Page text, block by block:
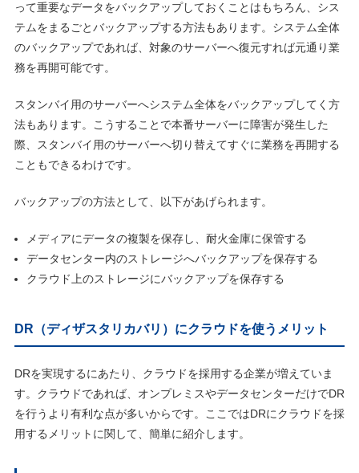
って重要なデータをバックアップしておくことはもちろん、シス
テムをまるごとバックアップする方法もあります。システム全体
のバックアップであれば、対象のサーバーへ復元すれば元通り業
務を再開可能です。
スタンバイ用のサーバーへシステム全体をバックアップしてく方
法もあります。こうすることで本番サーバーに障害が発生した
際、スタンバイ用のサーバーへ切り替えてすぐに業務を再開する
こともできるわけです。
バックアップの方法として、以下があげられます。
メディアにデータの複製を保存し、耐火金庫に保管する
データセンター内のストレージへバックアップを保存する
クラウド上のストレージにバックアップを保存する
DR（ディザスタリカバリ）にクラウドを使うメリット
DRを実現するにあたり、クラウドを採用する企業が増えていま
す。クラウドであれば、オンプレミスやデータセンターだけでDR
を行うより有利な点が多いからです。ここではDRにクラウドを採
用するメリットに関して、簡単に紹介します。